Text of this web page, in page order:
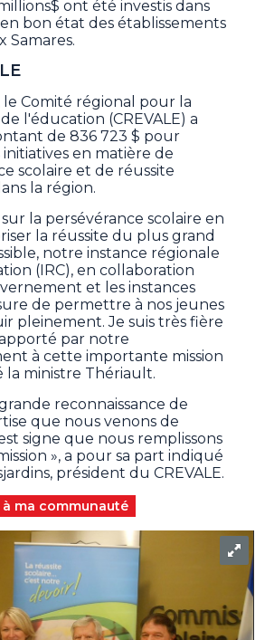
ont été investis dans
bon état des établissements
Samares.
le Comité régional pour la
l'éducation (CREVALE) a
de 836 723 $ pour
en matière de
scolaire et de réussite
la région.
la persévérance scolaire en
la réussite du plus grand
notre instance régionale
(IRC), en collaboration
et les instances
de permettre à nos jeunes
pleinement. Je suis très fière
par notre
à cette importante mission
la ministre Thériault.
reconnaissance de
que nous venons de
signe que nous remplissons
», a pour sa part indiqué
président du CREVALE.
ma communauté